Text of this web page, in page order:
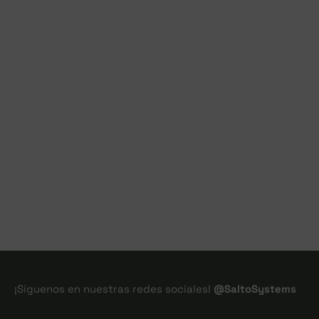
¡Síguenos en nuestras redes sociales! @SaltoSystems